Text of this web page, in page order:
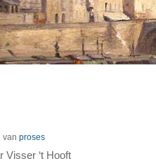
van proses
Visser ‘t Hooft